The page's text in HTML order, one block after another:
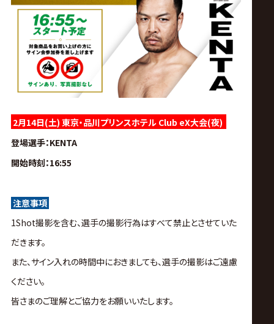
2月14日(土) 東京・品川プリンスホテル Club eX大会(夜)
登場選手：KENTA
開始時刻：16:55
注意事項
1Shot撮影を含む、選手の撮影行為はすべて禁止とさせていた
だきます。
また、サイン入れの時間中におきましても、選手の撮影はご遠慮
ください。
皆さまのご理解とご協力をお願いいたします。